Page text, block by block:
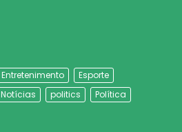
Entretenimento
Esporte
Notícias politics
Política